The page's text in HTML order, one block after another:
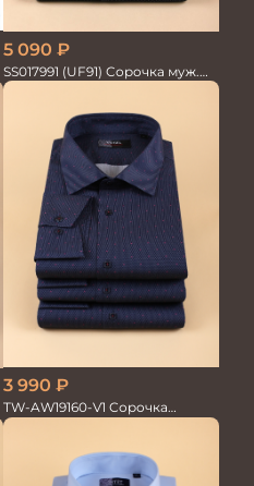
5 090 ₽
SS017991 (UF91) Сорочка муж.
GROSTYLE
3 990 ₽
TW-AW19160-V1 Сорочка
мужская